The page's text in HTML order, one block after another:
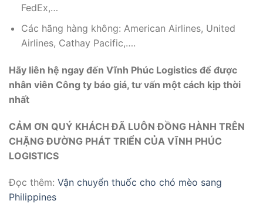
FedEx,…
Các hãng hàng không: American Airlines, United
Airlines, Cathay Pacific,….
Hãy liên hệ ngay đến Vĩnh Phúc Logistics để được
nhân viên Công ty báo giá, tư vấn một cách kịp thời
nhất
CẢM ƠN QUÝ KHÁCH ĐÃ LUÔN ĐỒNG HÀNH TRÊN
CHẶNG ĐƯỜNG PHÁT TRIỂN CỦA VĨNH PHÚC
LOGISTICS
Đọc thêm: Vận chuyển thuốc cho chó mèo sang
Philippines